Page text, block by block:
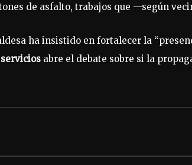
de asfalto, trabajos que —según
ha insistido en fortalecer la
abre el debate sobre si la